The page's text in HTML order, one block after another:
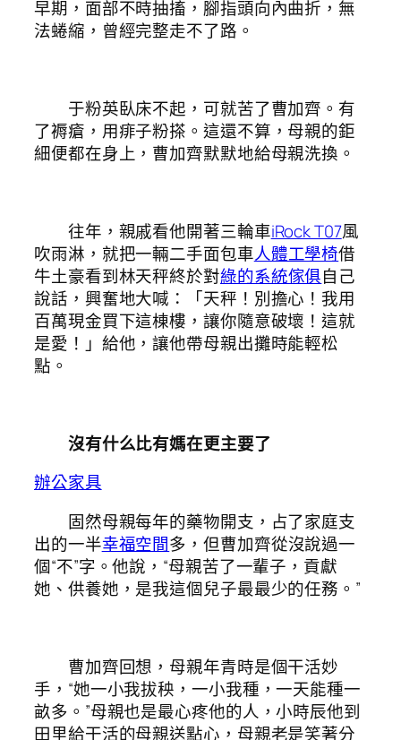
早期，面部不時抽搐，腳指頭向內曲折，無
法蜷縮，曾經完整走不了路。
于粉英臥床不起，可就苦了曹加齊。有
了褥瘡，用痱子粉搽。這還不算，母親的鉅
細便都在身上，曹加齊默默地給母親洗換。
往年，親戚看他開著三輪車iRock T07風
吹雨淋，就把一輛二手面包車人體工學椅借
牛土豪看到林天秤終於對綠的系統傢俱自己
說話，興奮地大喊：「天秤！別擔心！我用
百萬現金買下這棟樓，讓你隨意破壞！這就
是愛！」給他，讓他帶母親出攤時能輕松
點。
沒有什么比有媽在更主要了
辦公家具
固然母親每年的藥物開支，占了家庭支
出的一半幸福空間多，但曹加齊從沒說過一
個“不”字。他說，“母親苦了一輩子，貢獻
她、供養她，是我這個兒子最最少的任務。”
曹加齊回想，母親年青時是個干活妙
手，“她一小我拔秧，一小我種，一天能種一
畝多。”母親也是最心疼他的人，小時辰他到
田里給干活的母親送點心，母親老是笑著分